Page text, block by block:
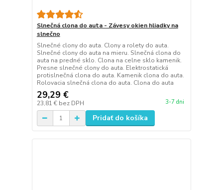
Slnečná clona do auta - Závesy okien hliadky na
slnečno
Slnečné clony do auta. Clony a rolety do auta.
Slnečné clony do auta na mieru. Slnečná clona do
auta na predné sklo. Clona na celne sklo kamenik.
Presne slnečné clony do auta. Elektrostatická
protislnečná clona do auta. Kamenik clona do auta.
Rolovacia slnečná clona do auta. Clona do auta
29,29 €
23,81 € bez DPH 3-7 dni
Pridať do košíka